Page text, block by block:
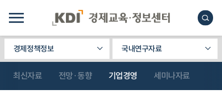
경제정책정보 국내연구자료
최신자료 전망·동향 기업경영 세미나자료